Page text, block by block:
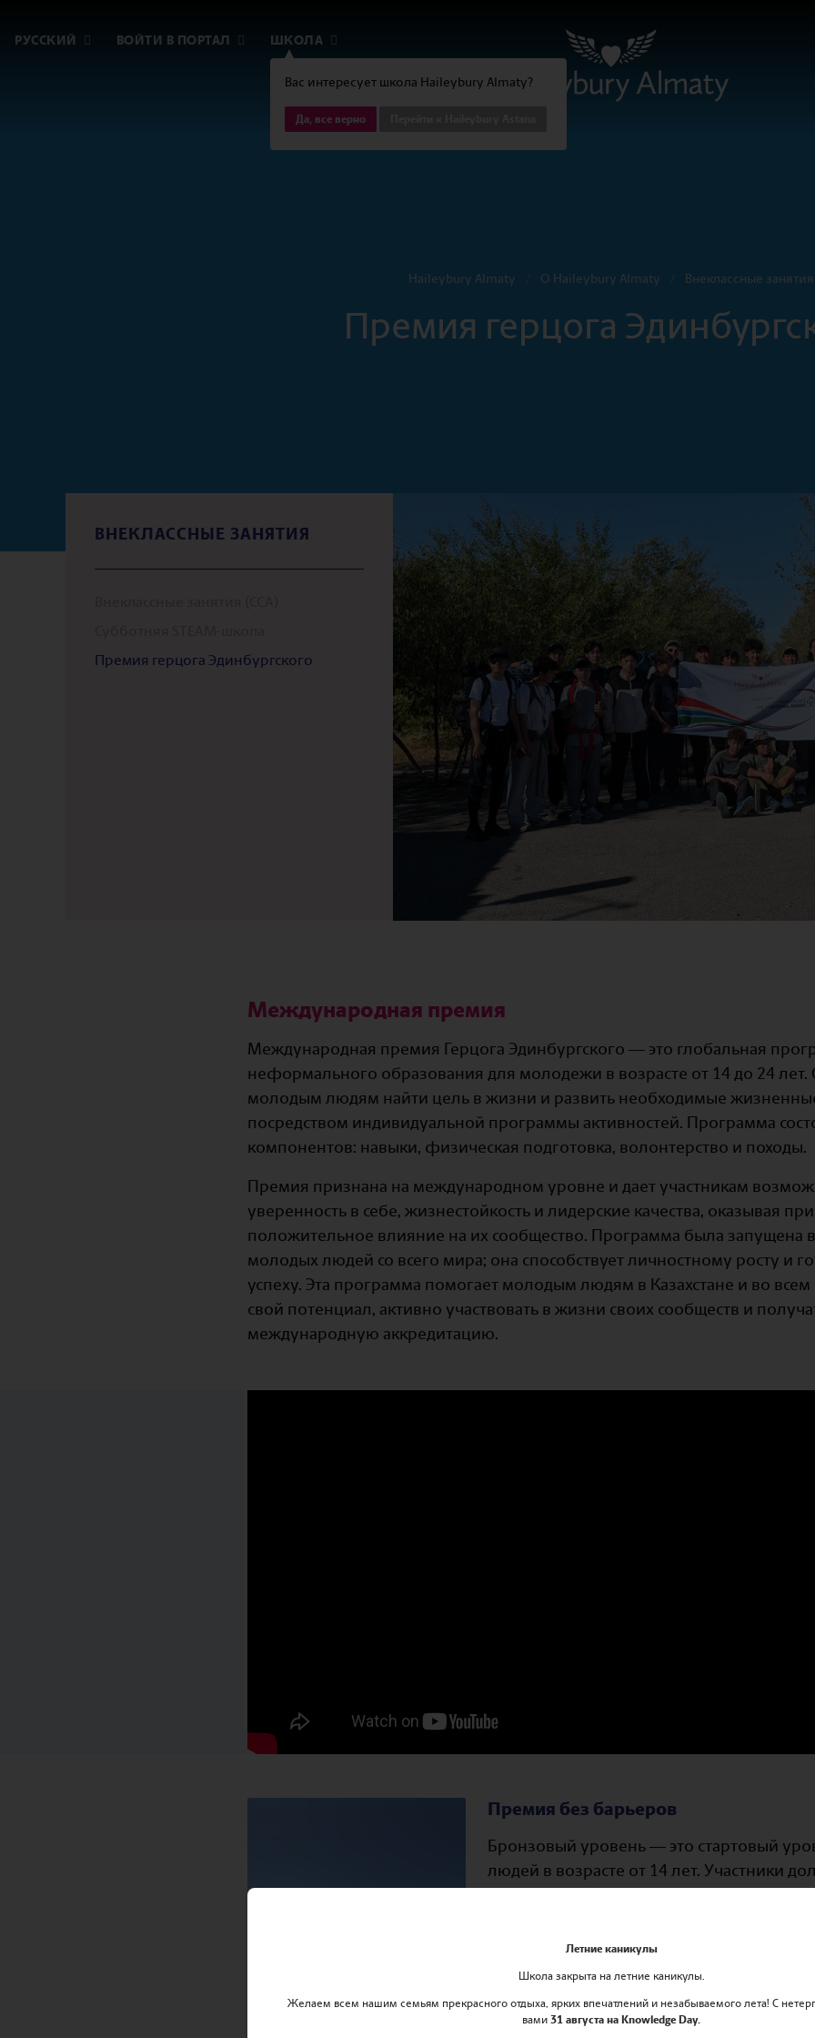
РУССКИЙ ВОЙТИ В ПОРТАЛ
Вас интересует школа Haileybury Almaty?
Да, все верно
ШКОЛА
Haileybury Almaty О Haileybury Almaty Внеклассные занятия
Премия герцога
ВНЕКЛАССНЫЕ ЗАНЯТИЯ
Премия герцога Эдинбургского
Международная премия
Международная премия Герцога Эдинбургского — это глобальная
неформального образования для молодежи в возрасте от 14 до 24 лет.
молодым людям найти цель в жизни и развить необходимые
посредством индивидуальной программы активностей. Программа
компонентов: навыки, физическая подготовка, волонтерство и походы.
Премия признана на международном уровне и дает участникам
уверенность в себе, жизнестойкость и лидерские качества, оказывая
положительное влияние на их сообщество. Программа была запущена
молодых людей со всего мира; она способствует личностному росту и
успеху. Эта программа помогает молодым людям в Казахстане и во
свой потенциал, активно участвовать в жизни своих сообществ и
международную аккредитацию.
Премия без барьеров
Бронзовый уровень — это стартовый
людей в возрасте от 14 лет. Участники
волонтерство, развитие навыков и
уделяя каждому из них около одного
того, они должны совершить
затем – тренировочный поход и
Летние каникулы
Школа закрыта на летние каникулы.
Желаем всем нашим семьям прекрасного отдыха, ярких впечатлений и незабываемого лета! С
вами 31 августа на Knowledge Day.